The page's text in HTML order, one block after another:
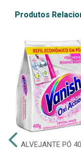
Produtos
ALVEJANTE PÓ